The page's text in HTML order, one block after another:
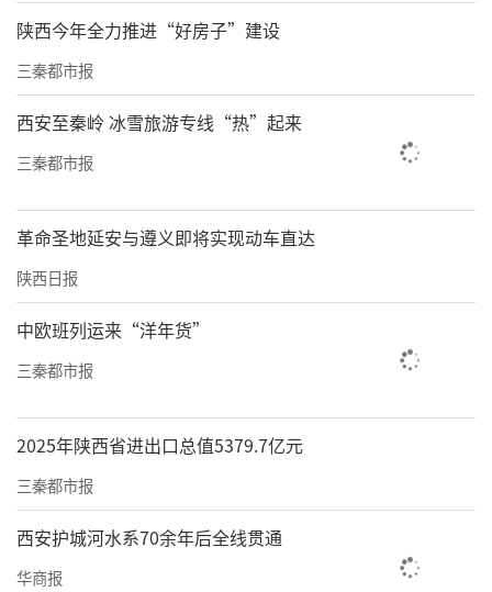
陕西今年全力推进“好房子”建设
三秦都市报
西安至秦岭 冰雪旅游专线“热”起来
三秦都市报
革命圣地延安与遵义即将实现动车直达
陕西日报
中欧班列运来“洋年货”
三秦都市报
2025年陕西省进出口总值5379.7亿元
三秦都市报
西安护城河水系70余年后全线贯通
华商报